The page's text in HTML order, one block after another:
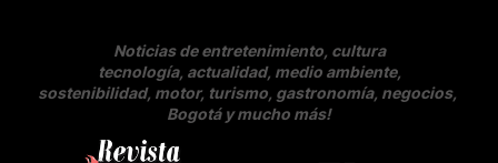
Noticias de entretenimiento, cultura
tecnología, actualidad, medio ambiente,
sostenibilidad, motor, turismo, gastronomía, negocios,
Bogotá y mucho más!